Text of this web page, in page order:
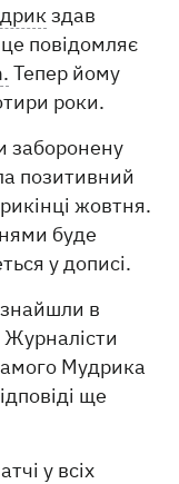
здав
повідомляє
Тепер йому
роки.
заборонену
позитивний
жовтня.
буде
у дописі.
в
Мудрика
ще
у всіх